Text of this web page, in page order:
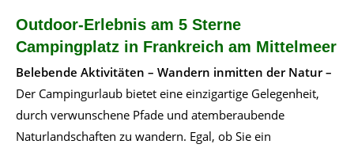
Outdoor-Erlebnis am 5 Sterne
Campingplatz in Frankreich am Mittelmeer
Belebende Aktivitäten – Wandern inmitten der Natur –
Der Campingurlaub bietet eine einzigartige Gelegenheit,
durch verwunschene Pfade und atemberaubende
Naturlandschaften zu wandern. Egal, ob Sie ein